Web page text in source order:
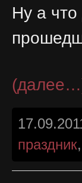
Ну а
праздник,